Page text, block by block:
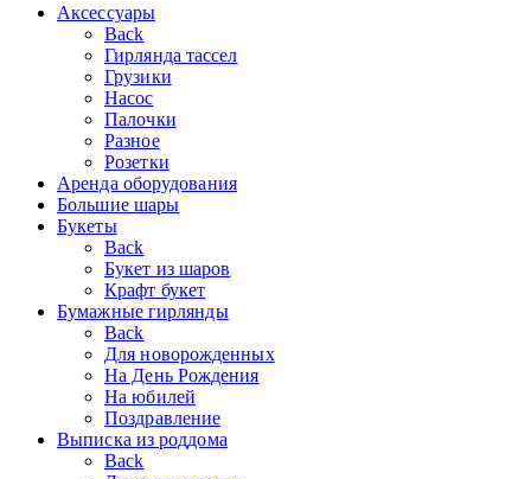
Аксессуары
Back
Гирлянда тассел
Грузики
Насос
Палочки
Разное
Розетки
Аренда оборудования
Большие шары
Букеты
Back
Букет из шаров
Крафт букет
Бумажные гирлянды
Back
Для новорожденных
На День Рождения
На юбилей
Поздравление
Выписка из роддома
Back